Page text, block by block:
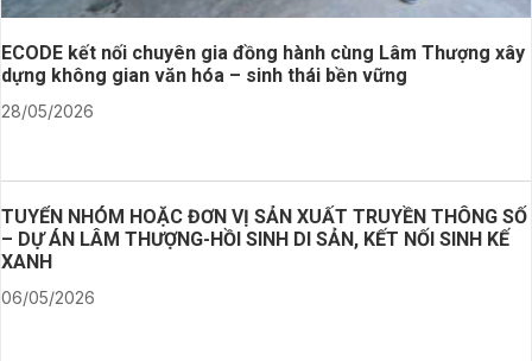
ECODE kết nối chuyên gia đồng hành cùng Lâm Thượng xây
dựng không gian văn hóa – sinh thái bền vững
28/05/2026
TUYỂN NHÓM HOẶC ĐƠN VỊ SẢN XUẤT TRUYỀN THÔNG SỐ
– DỰ ÁN LÂM THƯỢNG-HỒI SINH DI SẢN, KẾT NỐI SINH KẾ
XANH
06/05/2026